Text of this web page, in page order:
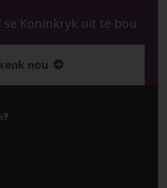
se Koninkryk uit te bou
nou